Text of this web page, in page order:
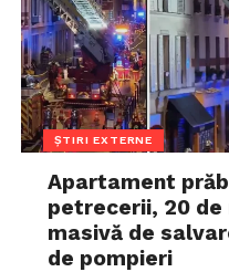
ȘTIRI EXTERNE
Apartament
petrecerii, 20 de
masivă de
de pompieri